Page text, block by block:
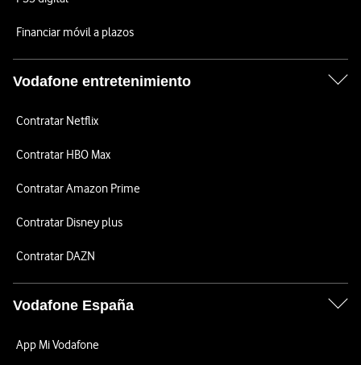
Financiar móvil a plazos
Vodafone entretenimiento
Contratar Netflix
Contratar HBO Max
Contratar Amazon Prime
Contratar Disney plus
Contratar DAZN
Vodafone España
App Mi Vodafone